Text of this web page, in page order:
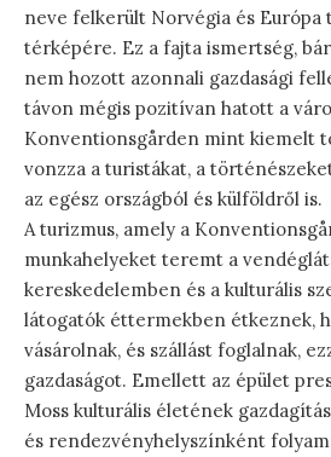
neve felkerült Norvégia és
térképére. Ez a fajta ismertség,
nem hozott azonnali gazdasági
távon mégis pozitívan hatott a
Konventionsgården mint kiemelt
vonzza a turistákat, a
az egész országból és külföldről is.
A turizmus, amely a
munkahelyeket teremt a
kereskedelemben és a kulturális
látogatók éttermekben étkeznek,
vásárolnak, és szállást foglalnak,
gazdaságot. Emellett az épület
Moss kulturális életének
és rendezvényhelyszínként